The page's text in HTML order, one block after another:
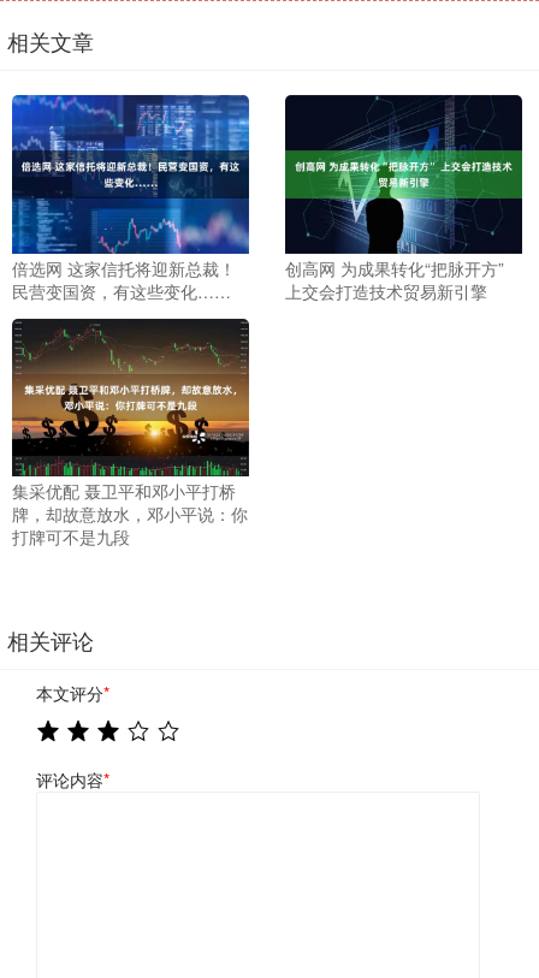
相关文章
倍选网 这家信托将迎新总裁！
民营变国资，有这些变化……
创高网 为成果转化“把脉开方”
上交会打造技术贸易新引擎
集采优配 聂卫平和邓小平打桥
牌，却故意放水，邓小平说：你
打牌可不是九段
相关评论
本文评分*
评论内容*